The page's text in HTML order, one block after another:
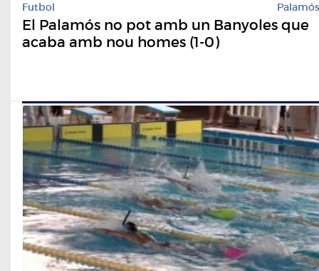
Futbol Palamós
El Palamós no pot amb un Banyoles que
acaba amb nou homes (1-0)